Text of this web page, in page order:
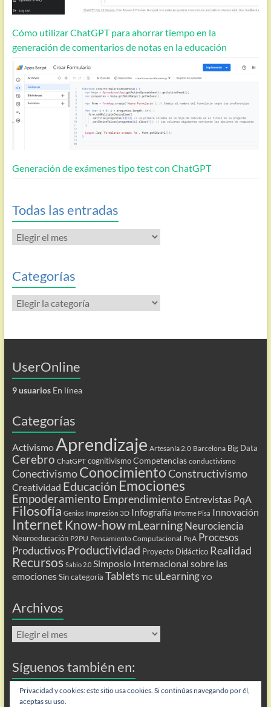
Cómo utilizar ChatGPT para ahorrar tiempo en la
generación de comentarios de notas en la educación
Generación de exámenes tipo test con ChatGPT
Todas las entradas
Todas
las
Categorías
Categorías
UserOnline
9 usuariosEn línea
Categorías
Activismo Aprendizaje Artesanía 2.0 Barcelona Big Data
Cerebro ChatGPT cognitivismo Competencias conductivismo
ConectivismoConocimientoConstructivismo
Creatividad Educación Emociones
Empoderamiento Emprendimiento Entrevistas PqA
Filosofía Genios Impresión 3D Infografía Informe Pisa Innovación
Internet Know-howmLearning Neurociencia
Neuroeducación P2PU Pensamiento Computacional PqA Procesos
Productivos Productividad Proyecto Didáctico Realidad
Recursos Sabio 2.0 Simposio Internacional sobre las
emociones Sin categoría Tablets TIC uLearning YO
Archivos
Archivos
Síguenos también en:
Flip
Privacidad y cookies: este sitio usa cookies. Si continúas navegando por él,
aceptas su uso.